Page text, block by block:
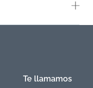
Te llamamos